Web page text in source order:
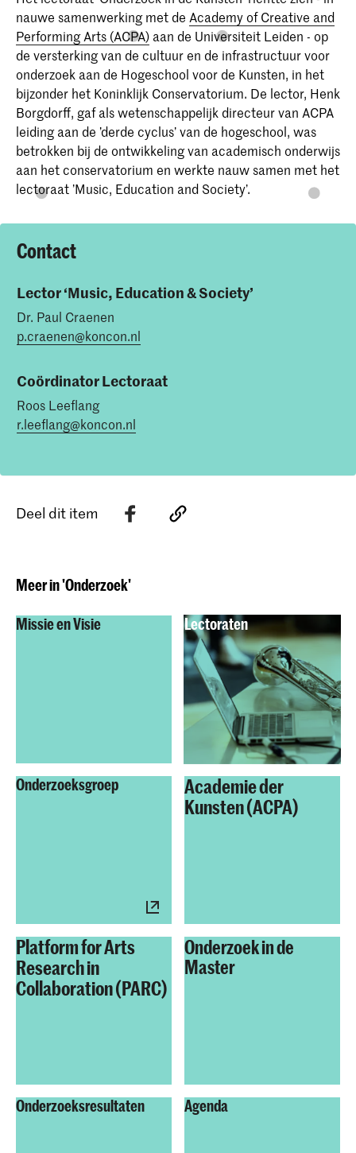
nauwe samenwerking met de Academy of Creative and
Performing Arts (ACPA) aan de Universiteit Leiden - op
de versterking van de cultuur en de infrastructuur voor
onderzoek aan de Hogeschool voor de Kunsten, in het
bijzonder het Koninklijk Conservatorium. De lector, Henk
Borgdorff, gaf als wetenschappelijk directeur van ACPA
leiding aan de ’derde cyclus’ van de hogeschool, was
betrokken bij de ontwikkeling van academisch onderwijs
aan het conservatorium en werkte nauw samen met het
lectoraat ’Music, Education and Society’.
Contact
Lector ‘Music, Education & Society’
Dr. Paul Craenen
p.craenen@koncon.nl
Coördinator Lectoraat
Roos Leeflang
r.leeflang@koncon.nl
Deel dit item
Meer in 'Onderzoek'
Missie en Visie Lectoraten
Onderzoeksgroep
Academie der
Kunsten (ACPA)
Platform for Arts
Research in
Collaboration (PARC)
Onderzoek in de
Master
Onderzoeksresultaten Agenda